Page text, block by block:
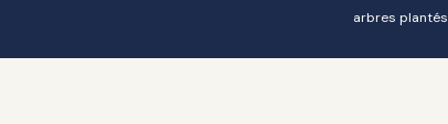
arbres plantés